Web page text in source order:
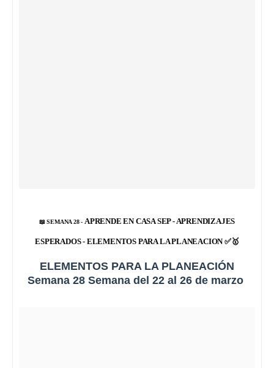
📖 SEMANA 28 - APRENDE EN CASA SEP - APRENDIZAJES
ESPERADOS - ELEMENTOS PARA LA PLANEACION✅🥇
ELEMENTOS PARA LA PLANEACIÓN
Semana 28 Semana del 22 al 26 de marzo